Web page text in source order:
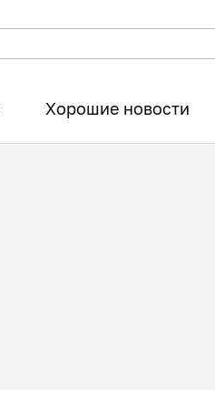
Хорошие новости